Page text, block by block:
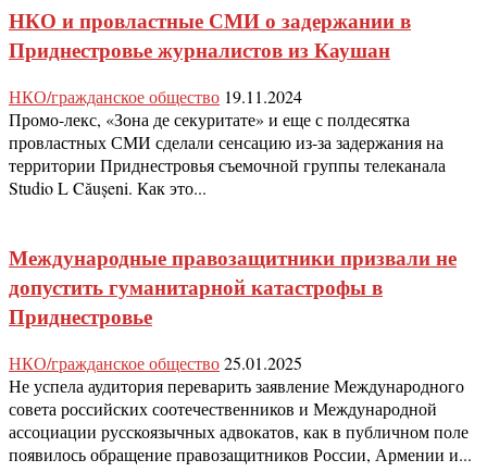
НКО и провластные СМИ о задержании в
Приднестровье журналистов из Каушан
НКО/гражданское общество 19.11.2024
Промо-лекс, «Зона де секуритате» и еще с полдесятка
провластных СМИ сделали сенсацию из-за задержания на
территории Приднестровья съемочной группы телеканала
Studio L Căușeni. Как это...
Международные правозащитники призвали не
допустить гуманитарной катастрофы в
Приднестровье
НКО/гражданское общество25.01.2025
Не успела аудитория переварить заявление Международного
совета российских соотечественников и Международной
ассоциации русскоязычных адвокатов, как в публичном поле
появилось обращение правозащитников России, Армении и...